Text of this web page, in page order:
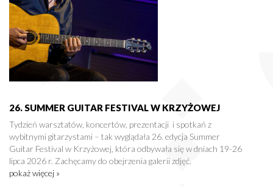
26. SUMMER GUITAR FESTIVAL W KRZYŻOWEJ
Tydzień warsztatów, koncertów, prezentacji i spotkań z
wybitnymi gitarzystami – tak wyglądała 26. edycja Summer
Guitar Festival w Krzyżowej, która odbywała się w dniach 19-26
lipca 2026 r. Zachęcamy do obejrzenia galerii zdjęć.
pokaż więcej »